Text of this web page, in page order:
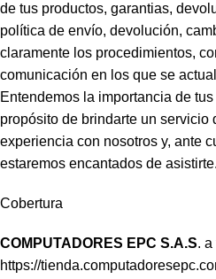
de tus productos, garantias,
política de envío, devolución,
claramente los procedimientos,
comunicación en los que se
Entendemos la importancia de
propósito de brindarte un servicio
experiencia con nosotros y, ante
estaremos encantados de asistirte.
Cobertura
COMPUTADORES EPC S.A.S. a
https://